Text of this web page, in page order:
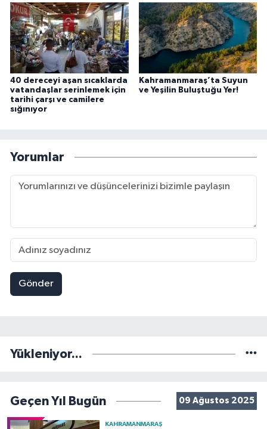
40 dereceyi aşan sıcaklarda
vatandaşlar serinlemek için
tarihi çarşı ve camilere
sığınıyor
Kahramanmaraş’ta Suyun
ve Yeşilin Buluştuğu Yer!
Yorumlar
Gönder
Yükleniyor...
Geçen Yıl Bugün 09 Ağustos 2025
KAHRAMANMARAŞ